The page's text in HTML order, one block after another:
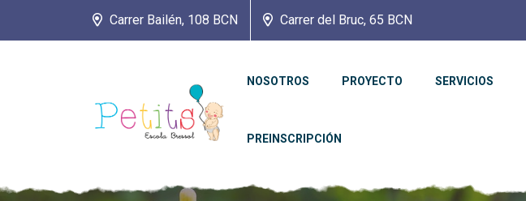
Carrer Bailén, 108 BCN Carrer del Bruc, 65 BCN
NOSOTROS PROYECTO SERVICIOS
PREINSCRIPCIÓN